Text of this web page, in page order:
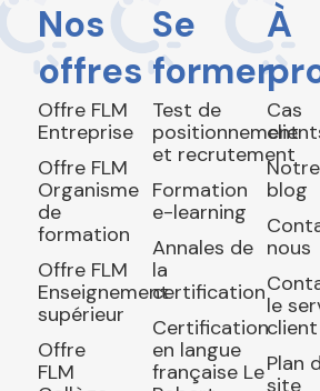
Nos
offres
Offre FLM
Entreprise
Offre FLM
Organisme
de
formation
Offre FLM
Enseignement
supérieur
Offre
FLM
Se
former
Test de
positionnement
et recrutement
Formation
e-learning
Annales de
la
certification
Certification
en langue
française Le
À
Cas
Notre
blog
nous
le
client
Plan